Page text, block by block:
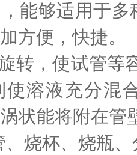
能够适用于
方便，快捷。
转，使试管等
使溶液充分混
状能将附在管
烧杯、烧瓶